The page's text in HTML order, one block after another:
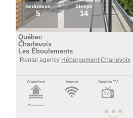
Bedrooms
5
Sleeps
14
Québec
Charlevoix
Les Éboulements
Rental agency Hébergement Charlevoix
Waterfront Internet Satellite TV
Fireplace